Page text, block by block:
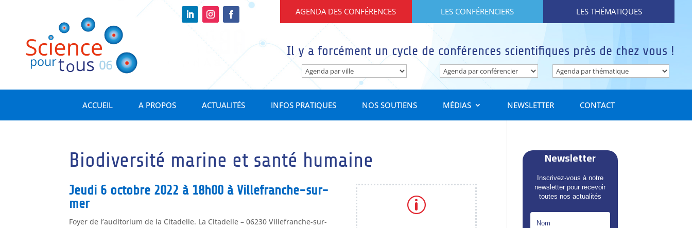
AGENDA DES CONFÉRENCES LES CONFÉRENCIERS LES THÉMATIQUES
Il y a forcément un cycle de conférences scientifiques près de chez vous !
ACCUEIL A PROPOS ACTUALITÉS INFOS PRATIQUES NOS SOUTIENS MÉDIAS NEWSLETTER CONTACT
Biodiversité marine et santé humaine
Jeudi 6 octobre 2022 à 18h00 à Villefranche-sur-
mer
Foyer de l’auditorium de la Citadelle. La Citadelle – 06230 Villefranche-sur-
p
Newsletter
Inscrivez-vous à notre
newsletter pour recevoir
toutes nos actualités